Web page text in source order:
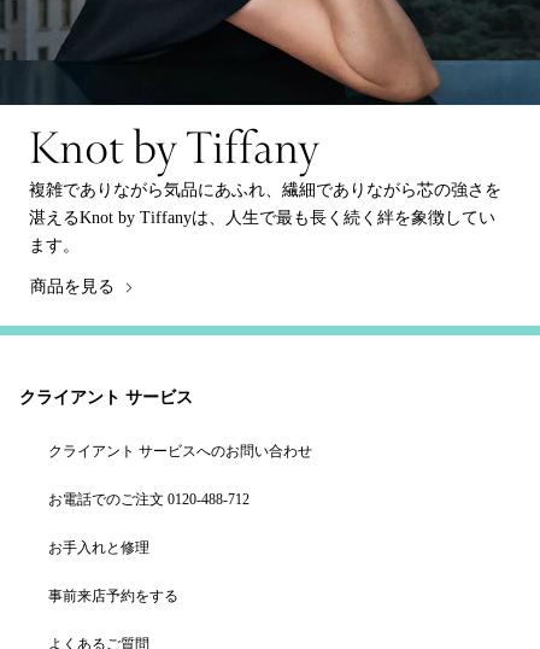
Knot by Tiffany
複雑でありながら気品にあふれ、繊細でありながら芯の強さを
湛えるKnot by Tiffanyは、人生で最も長く続く絆を象徴してい
ます。
商品を見る
クライアント サービス
クライアント サービスへのお問い合わせ
お電話でのご注文 0120-488-712
お手入れと修理
事前来店予約をする
よくあるご質問